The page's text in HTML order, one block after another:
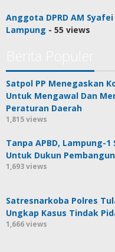
Anggota DPRD AM
Lampung - 55 views
Satpol PP Menegaskan
Untuk Mengawal Dan
Peraturan Daerah
1,815 views
Tanpa APBD, Lampung-
Untuk Dukun
1,693 views
Satresnarkoba Polres
Ungkap Kasus Tindak
1,666 views